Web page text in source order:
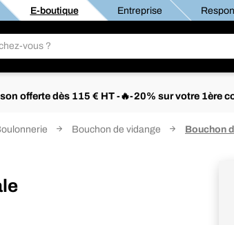
E-boutique Entreprise
offerte dès 115 € HT -🔥-20% sur votre 1ère
Bouchon de vidange Bouchon